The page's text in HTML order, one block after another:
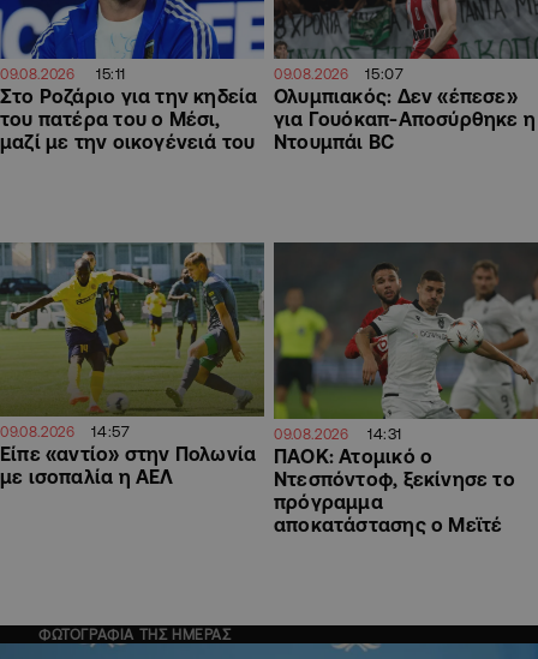
09.08.2026 15:11
Στο Ροζάριο για την κηδεία
του πατέρα του ο Μέσι,
μαζί με την οικογένειά του
09.08.2026 15:07
Ολυμπιακός: Δεν «έπεσε»
για Γουόκαπ-Αποσύρθηκε η
Ντουμπάι BC
09.08.2026 14:57
Είπε «αντίο» στην Πολωνία
με ισοπαλία η ΑΕΛ
09.08.2026 14:31
ΠΑΟΚ: Ατομικό ο
Ντεσπόντοφ, ξεκίνησε το
πρόγραμμα
αποκατάστασης ο Μεϊτέ
ΦΩΤΟΓΡΑΦΙΑ ΤΗΣ ΗΜΕΡΑΣ